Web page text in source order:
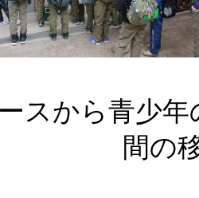
スから青少
間の